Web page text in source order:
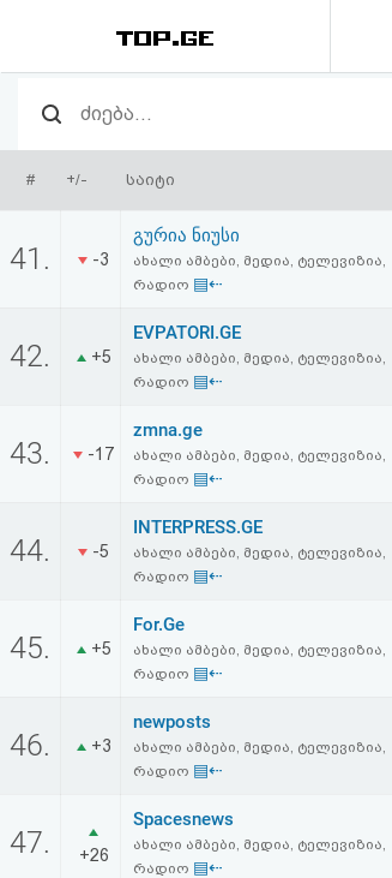
რეიტინგი
(მთავარი)
ფოსტა
კითხვა-
ავტორიზაცია
რეგისტრაცია
აღდგენა
კოდი
სალიცენზიო
შეთანხმება
პასუხისმგებლობის
# +/- საიტი
41. -3
გურია ნიუსი
ახალი ამბები, მედია, ტელევიზია,
რადიო ▤⇠
42. +5
EVPATORI.GE
ახალი ამბები, მედია, ტელევიზია,
რადიო ▤⇠
43. -17
zmna.ge
ახალი ამბები, მედია, ტელევიზია,
რადიო ▤⇠
44. -5
INTERPRESS.GE
ახალი ამბები, მედია, ტელევიზია,
რადიო ▤⇠
45. +5
For.Ge
ახალი ამბები, მედია, ტელევიზია,
რადიო ▤⇠
46. +3
newposts
ახალი ამბები, მედია, ტელევიზია,
რადიო ▤⇠
47. +26
Spacesnews
ახალი ამბები, მედია, ტელევიზია,
რადიო ▤⇠